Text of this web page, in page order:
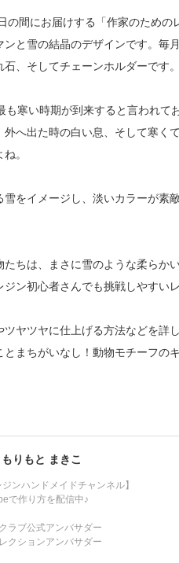
の間にお届けする「作家のための
ンと雪の結晶のデザインです。毎
、そしてチェーンホルダーです。
も寒い時期が到来すると言われて
へ出た時の白い息、そして寒く
。
をイメージし、淡いカラーが素
ちは、まさに雪のような柔らか
ン初心者さんでも挑戦しやすいレ
ヤツヤに仕上げる方法などを詳
まちがいなし！動物モチーフの
もりもと まきこ
ジンハンドメイドチャンネル】
で作り方を配信中♪
ラブ公式アンバサダー
クションアンバサダー